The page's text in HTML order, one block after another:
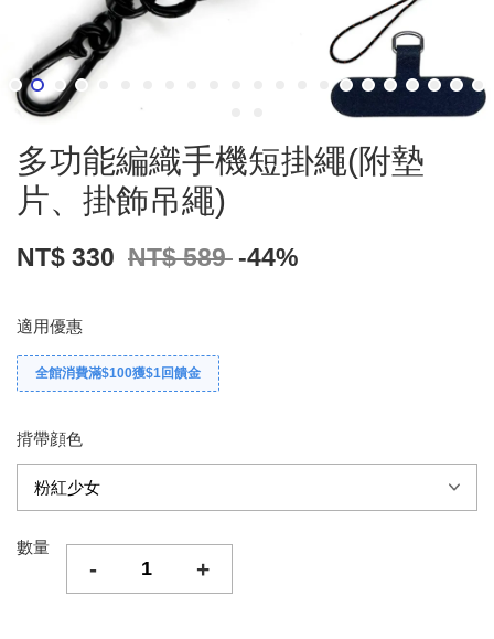
多功能編織手機短掛繩(附墊
片、掛飾吊繩)
NT$ 330 NT$ 589 -44%
適用優惠
全館消費滿$100獲$1回饋金
揹帶顔色
數量
- +